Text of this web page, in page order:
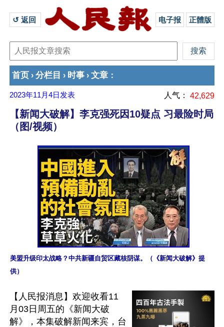
↺ 返回 电子报 正體版
首页 › 分栏目 › 时事 › 文章 ：
2023年11月4日 发表 人气： 42,629
【新闻大破解】李克强死因10疑点 习最险时局
（图/视频）
美盟升级印太战略？中共新疆自贸区藏核阴谋。（《新闻大破解》提
供）
【人民报消息】欢迎收看11
月03日周五的《新闻大破
解》，本集破解新闻来宾，台